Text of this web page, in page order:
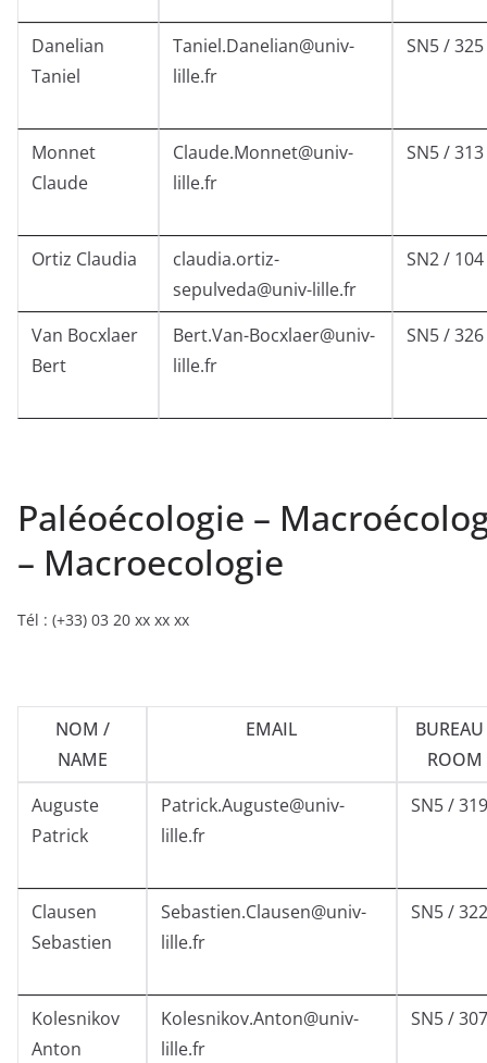
Danelian
Taniel
Taniel.Danelian@univ-
lille.fr
SN5 / 325
Monnet
Claude
Claude.Monnet@univ-
lille.fr
SN5 / 313
Ortiz Claudia
claudia.ortiz-
sepulveda@univ-lille.fr
SN2 / 104
Van Bocxlaer
Bert
Bert.Van-Bocxlaer@univ-
lille.fr
SN5 / 326
Paléoécologie –
– Macroecologie
Tél : (+33) 03 20 xx xx xx
NOM /
NAME
EMAIL
ROOM
Auguste
Patrick
Patrick.Auguste@univ-
lille.fr
SN5 / 319
Clausen
Sebastien
Sebastien.Clausen@univ-
lille.fr
SN5 / 322
Kolesnikov
Anton
Kolesnikov.Anton@univ-
lille.fr
SN5 / 307